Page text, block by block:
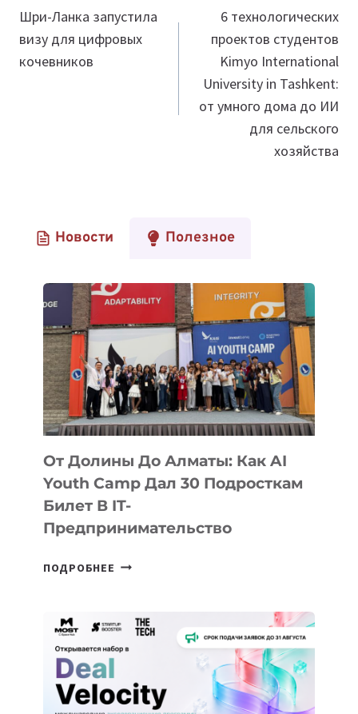
по
записям
Шри-Ланка запустила
визу для цифровых
кочевников
6 технологических
проектов студентов
Kimyo International
University in Tashkent:
от умного дома до ИИ
для сельского
хозяйства
Новости Полезное
От Долины До Алматы: Как AI
Youth Camp Дал 30 Подросткам
Билет В IT-
Предпринимательство
ПОДРОБНЕЕ ОТ
АЛМАТЫ:
КАК
AI
YOUTH
CAMP